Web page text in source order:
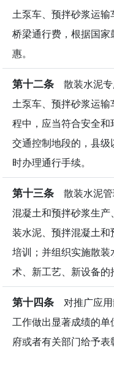
土泵车、预拌砂浆运
桥梁通行费，根据国
惠。
第十二条 散装水泥专
土泵车、预拌砂浆运
程中，应当符合安全
交通控制地段的，县
时办理通行手续。
第十三条 散装水泥管
混凝土和预拌砂浆生
装水泥、预拌混凝土
培训；并组织实施散
术、新工艺、新设备的
第十四条 对推广应用
工作做出显著成绩的
府或者有关部门给予表